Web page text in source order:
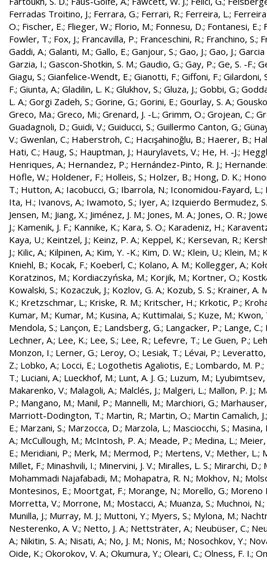
Ferradas Troitino, J.; Ferrara, G.; Ferrari, R.; Ferreira, L.;
O.; Fischer, E.; Flieger, W.; Florio, M.; Fonnesu, D.; Fontanesi, E.;
Fowler, T.; Fox, J.; Francavilla, P.; Franceschini, R.; Franchino, S.;
Gaddi, A.; Galanti, M.; Gallo, E.; Ganjour, S.; Gao, J.; Gao, J.; Garcia
Garzia, I.; Gascon-Shotkin, S. M.; Gaudio, G.; Gay, P.; Ge, S. -F.;
Giagu, S.; Gianfelice-Wendt, E.; Gianotti, F.; Giffoni, F.; Gilardoni,
F.; Giunta, A.; Gladilin, L. K.; Glukhov, S.; Gluza, J.; Gobbi, G.;
L. A.; Gorgi Zadeh, S.; Gorine, G.; Gorini, E.; Gourlay, S. A.;
Greco, Ma.; Greco, Mi.; Grenard, J. -L.; Grimm, O.; Grojean, C.;
Guadagnoli, D.; Guidi, V.; Guiducci, S.; Guillermo Canton, G.;
V.; Gwenlan, C.; Haberstroh, C.; Hacışahinoğlu, B.; Haerer, B.;
Hati, C.; Haug, S.; Hauptman, J.; Haurylavets, V.; He, H. -J.;
Henriques, A.; Hernandez, P.; Hernández-Pinto, R. J.;
Höfle, W.; Holdener, F.; Holleis, S.; Holzer, B.; Hong, D. K.;
T.; Hutton, A.; Iacobucci, G.; Ibarrola, N.; Iconomidou-Fayard, L.;
Ita, H.; Ivanovs, A.; Iwamoto, S.; Iyer, A.; Izquierdo Bermudez, S.
Jensen, M.; Jiang, X.; Jiménez, J. M.; Jones, M. A.; Jones, O. R.;
J.; Kamenik, J. F.; Kannike, K.; Kara, S. O.; Karadeniz, H.;
Kaya, U.; Keintzel, J.; Keinz, P. A.; Keppel, K.; Kersevan, R.;
J.; Kilic, A.; Kilpinen, A.; Kim, Y. -K.; Kim, D. W.; Klein, U.; Klein, M.;
Kniehl, B.; Kocak, F.; Koeberl, C.; Kolano, A. M.; Kollegger, A.;
Koratzinos, M.; Kordiaczyńska, M.; Korjik, M.; Kortner, O.;
Kowalski, S.; Kozaczuk, J.; Kozlov, G. A.; Kozub, S. S.; Krainer, A.
K.; Kretzschmar, L.; Kriske, R. M.; Kritscher, H.; Krkotic, P.;
Kumar, M.; Kumar, M.; Kusina, A.; Kuttimalai, S.; Kuze, M.; Kwon,
Mendola, S.; Lançon, E.; Landsberg, G.; Langacker, P.; Lange, C.;
Lechner, A.; Lee, K.; Lee, S.; Lee, R.; Lefevre, T.; Le Guen, P.;
Monzon, I.; Lerner, G.; Leroy, O.; Lesiak, T.; Lévai, P.; Leveratto,
Z.; Lobko, A.; Locci, E.; Logothetis Agaliotis, E.; Lombardo, M. P.;
T.; Luciani, A.; Lueckhof, M.; Lunt, A. J. G.; Luzum, M.; Lyubimtsev,
Makarenko, V.; Malagoli, A.; Malclés, J.; Malgeri, L.; Mallon, P. J.;
P.; Mangano, M.; Manil, P.; Mannelli, M.; Marchiori, G.;
Marriott-Dodington, T.; Martin, R.; Martin, O.; Martin Camalich, J.
E.; Marzani, S.; Marzocca, D.; Marzola, L.; Masciocchi, S.; Masina,
A.; McCullough, M.; McIntosh, P. A.; Meade, P.; Medina, L.; Meier,
E.; Meridiani, P.; Merk, M.; Mermod, P.; Mertens, V.; Mether, L.;
Millet, F.; Minashvili, I.; Minervini, J. V.; Miralles, L. S.; Mirarchi, D.;
Mohammadi Najafabadi, M.; Mohapatra, R. N.; Mokhov, N.;
Montesinos, E.; Moortgat, F.; Morange, N.; Morello, G.; Moreno
Morretta, V.; Morrone, M.; Mostacci, A.; Muanza, S.; Muchnoi, N.;
Munilla, J.; Murray, M. J.; Muttoni, Y.; Myers, S.; Mylona, M.;
Nesterenko, A. V.; Netto, J. A.; Nettsträter, A.; Neubüser, C.;
A.; Nikitin, S. A.; Nisati, A.; No, J. M.; Nonis, M.; Nosochkov, Y.;
Oide, K.; Okorokov, V. A.; Okumura, Y.; Oleari, C.; Olness, F. I.;